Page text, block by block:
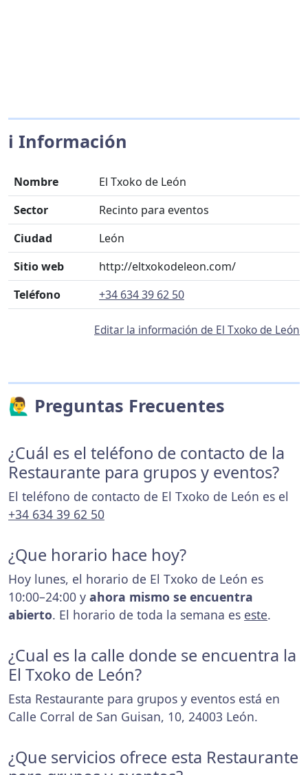
ℹ️ Información
Nombre
El Txoko de León
Sector
Recinto para eventos
Ciudad
León
Sitio web
http://eltxokodeleon.com/
Teléfono
+34 634 39 62 50
Editar la información de El Txoko de León
🙋‍♂️ Preguntas Frecuentes
¿Cuál es el teléfono de contacto de la
Restaurante para grupos y eventos?
El teléfono de contacto de El Txoko de León es el
+34 634 39 62 50
¿Que horario hace hoy?
Hoy lunes, el horario de El Txoko de León es
10:00–24:00 y ahora mismo se encuentra
abierto. El horario de toda la semana es este.
¿Cual es la calle donde se encuentra la
El Txoko de León?
Esta Restaurante para grupos y eventos está en
Calle Corral de San Guisan, 10, 24003 León.
¿Que servicios ofrece esta Restaurante